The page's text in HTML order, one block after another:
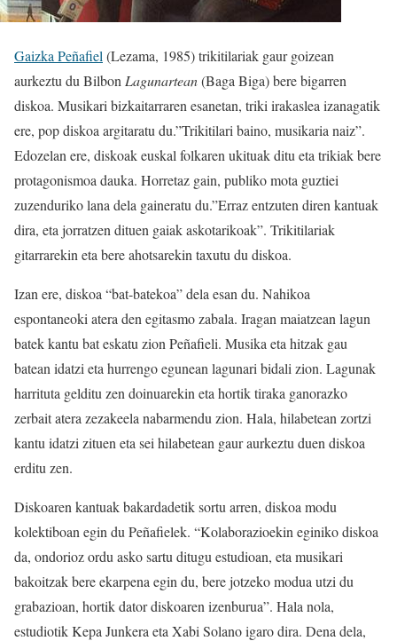
Gaizka Peñafiel (Lezama, 1985) trikitilariak gaur goizean
aurkeztu du Bilbon Lagunartean(Baga Biga) bere bigarren
diskoa. Musikari bizkaitarraren esanetan, triki irakaslea izanagatik
ere, pop diskoa argitaratu du.”Trikitilari baino, musikaria naiz”.
Edozelan ere, diskoak euskal folkaren ukituak ditu eta trikiak bere
protagonismoa dauka. Horretaz gain, publiko mota guztiei
zuzenduriko lana dela gaineratu du.”Erraz entzuten diren kantuak
dira, eta jorratzen dituen gaiak askotarikoak”. Trikitilariak
gitarrarekin eta bere ahotsarekin taxutu du diskoa.
Izan ere, diskoa “bat-batekoa” dela esan du. Nahikoa
espontaneoki atera den egitasmo zabala. Iragan maiatzean lagun
batek kantu bat eskatu zion Peñafieli. Musika eta hitzak gau
batean idatzi eta hurrengo egunean lagunari bidali zion. Lagunak
harrituta gelditu zen doinuarekin eta hortik tiraka ganorazko
zerbait atera zezakeela nabarmendu zion. Hala, hilabetean zortzi
kantu idatzi zituen eta sei hilabetean gaur aurkeztu duen diskoa
erditu zen.
Diskoaren kantuak bakardadetik sortu arren, diskoa modu
kolektiboan egin du Peñafielek. “Kolaborazioekin eginiko diskoa
da, ondorioz ordu asko sartu ditugu estudioan, eta musikari
bakoitzak bere ekarpena egin du, bere jotzeko modua utzi du
grabazioan, hortik dator diskoaren izenburua”. Hala nola,
estudiotik Kepa Junkera eta Xabi Solano igaro dira. Dena dela,